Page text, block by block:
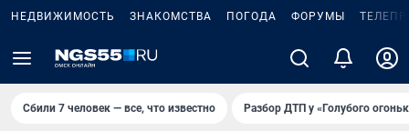
НЕДВИЖИМОСТЬ ЗНАКОМСТВА ПОГОДА ФОРУМЫ
Сбили 7 человек — все, что известно Разбор ДТП у «Голубого